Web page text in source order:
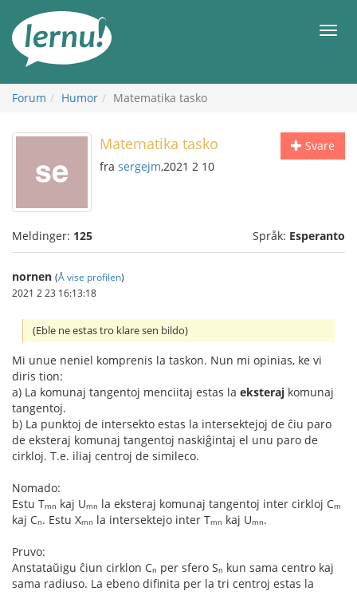
innholdet
Meny
Forum Humor Matematika tasko
Svare
Matematika tasko
fra sergejm,2021 2 10
Meldinger: 125 Språk: Esperanto
nornen (Å vise profilen)
2021 2 23 16:13:18
(Eble ne estas tro klare sen bildo)
Mi unue neniel komprenis la taskon. Nun mi opinias, ke vi
diris tion:
a) La komunaj tangentoj menciitaj estas la eksteraj komunaj
tangentoj.
b) La punktoj de intersekto estas la intersektejoj de ĉiu paro
de eksteraj komunaj tangentoj naskiĝintaj el unu paro de
cirkloj. T.e. iliaj centroj de simileco.
Nomado:
Estu Tₘₙ kaj Uₘₙ la eksteraj komunaj tangentoj inter cirkloj Cₘ
kaj Cₙ. Estu Xₘₙ la intersektejo inter Tₘₙ kaj Uₘₙ.
Pruvo:
Anstataŭigu ĉiun cirklon Cₙ per sfero Sₙ kun sama centro kaj
sama radiuso. La ebeno difinita per la tri centroj estas la